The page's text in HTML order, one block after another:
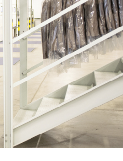
AEP promove
partilha de boas
integração de
proteção internacional
28 de Julho, 2026
Exame de Época com
Alta: FC Porto vence
Villa (2-1)
26 de Julho, 2026